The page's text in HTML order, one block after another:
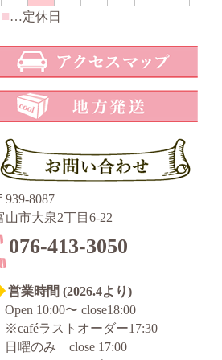
■…定休日
939-8087
山市大泉2丁目6-22
076-413-3050
営業時間 (2026.4より)
Open 10:00〜 close18:00
※caféラストオーダー17:30
日曜のみ close 17:00